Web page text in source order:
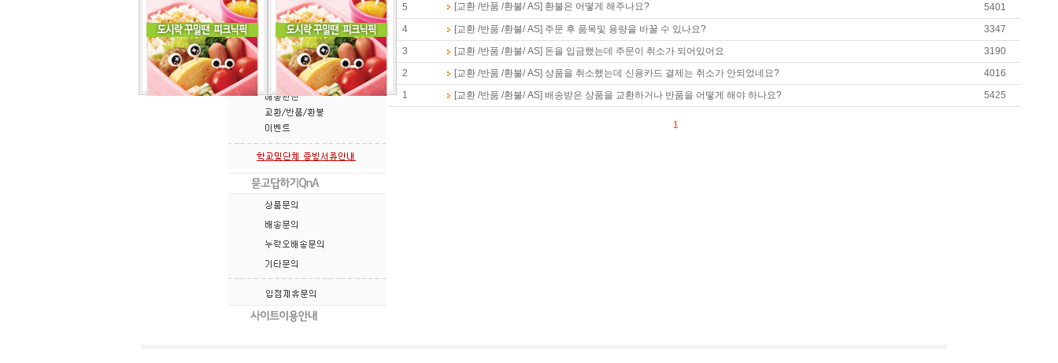
미니붕어빵9구 실리콘몰드 핑크 블루 색상랜덤1개
5 [교환 /반품 /환불/ AS] 환불은 어떻게 해주나요?
5401
4
[교환 /반품 /환불/ AS] 주문 후 품목및 용량을 바꿀 수 있나요?
3347
3
[교환 /반품 /환불/ AS] 돈을 입금했는데 주문이 취소가 되어있어요
3190
2
[교환 /반품 /환불/ AS] 상품을 취소했는데 신용카드 결제는 취소가 안되었네요?
4016
1
[교환 /반품 /환불/ AS] 배송받은 상품을 교환하거나 반품을 어떻게 해야 하나요? 5425
1